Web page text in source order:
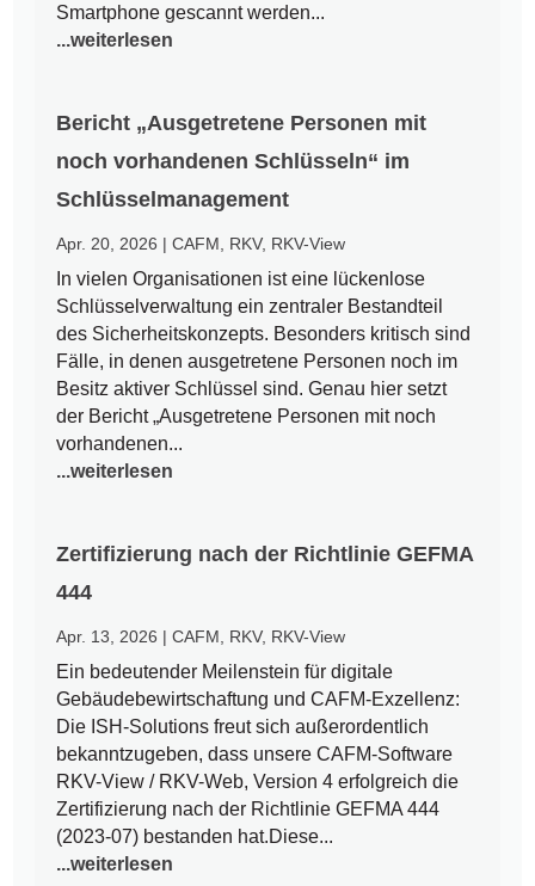
Smartphone gescannt werden...
...weiterlesen
Bericht „Ausgetretene Personen mit
noch vorhandenen Schlüsseln“ im
Schlüsselmanagement
Apr. 20, 2026 |CAFM RKV, RKV-View
In vielen Organisationen ist eine lückenlose
Schlüsselverwaltung ein zentraler Bestandteil
des Sicherheitskonzepts. Besonders kritisch sind
Fälle, in denen ausgetretene Personen noch im
Besitz aktiver Schlüssel sind. Genau hier setzt
der Bericht „Ausgetretene Personen mit noch
vorhandenen...
...weiterlesen
Zertifizierung nach der Richtlinie GEFMA
444
Apr. 13, 2026 |CAFM RKV, RKV-View
Ein bedeutender Meilenstein für digitale
Gebäudebewirtschaftung und CAFM-Exzellenz:
Die ISH-Solutions freut sich außerordentlich
bekanntzugeben, dass unsere CAFM-Software
RKV-View / RKV-Web, Version 4 erfolgreich die
Zertifizierung nach der Richtlinie GEFMA 444
(2023-07) bestanden hat.Diese...
...weiterlesen